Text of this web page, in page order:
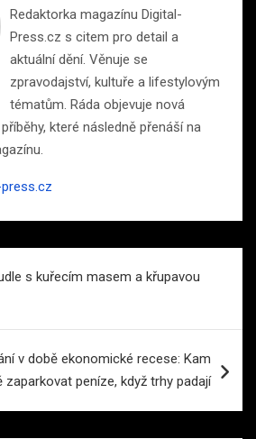
Redaktorka magazínu Digital-
Press.cz s citem pro detail a
aktuální dění. Věnuje se
zpravodajství, kultuře a lifestylovým
tématům. Ráda objevuje nová
které následně přenáší na
s kuřecím masem a křupavou
v době ekonomické recese: Kam
zaparkovat peníze, když trhy padají